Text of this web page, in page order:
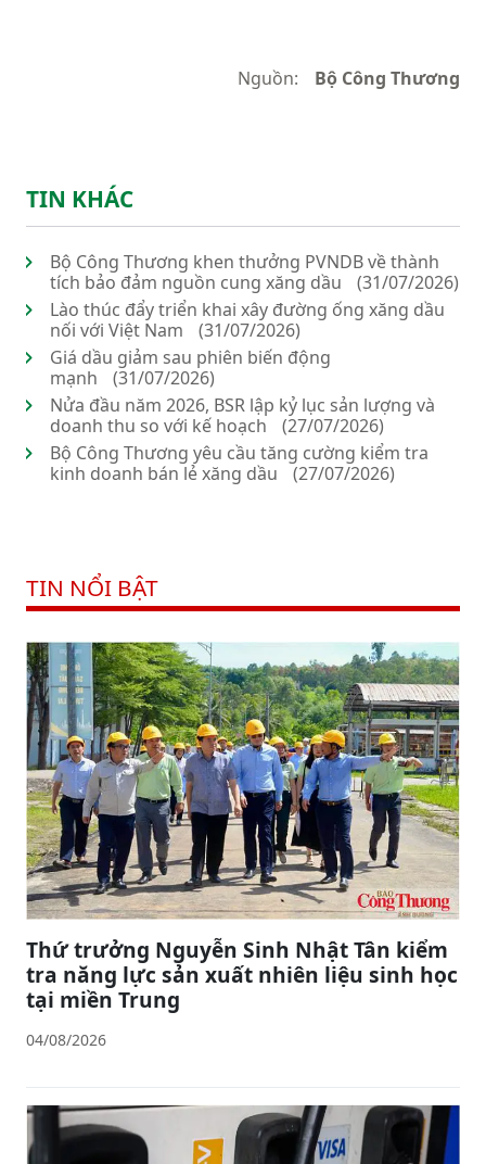
Nguồn: Bộ Công Thương
TIN KHÁC
Bộ Công Thương khen thưởng PVNDB về thành
tích bảo đảm nguồn cung xăng dầu
(31/07/2026)
Lào thúc đẩy triển khai xây đường ống xăng dầu
nối với Việt Nam
(31/07/2026)
Giá dầu giảm sau phiên biến động
mạnh
(31/07/2026)
Nửa đầu năm 2026, BSR lập kỷ lục sản lượng và
doanh thu so với kế hoạch
(27/07/2026)
Bộ Công Thương yêu cầu tăng cường kiểm tra
kinh doanh bán lẻ xăng dầu
(27/07/2026)
TIN NỔI BẬT
Thứ trưởng Nguyễn Sinh Nhật Tân kiểm
tra năng lực sản xuất nhiên liệu sinh học
tại miền Trung
04/08/2026